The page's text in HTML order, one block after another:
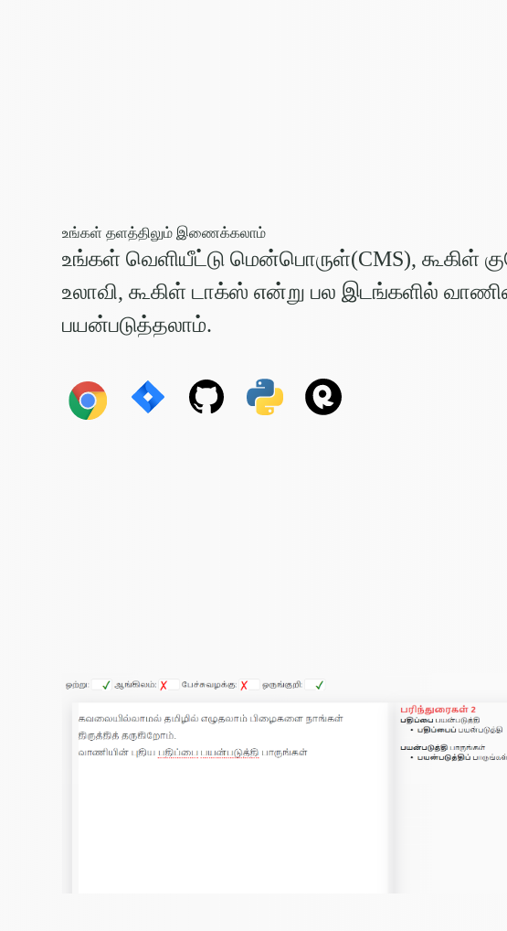
உங்கள் தளத்திலும் இணைக்கலாம்
உங்கள் வெளியீட்டு மென்பொருள்(CMS), கூகிள்
உலாவி, கூகிள் டாக்ஸ் என்று பல இடங்களில்
பயன்படுத்தலாம்.